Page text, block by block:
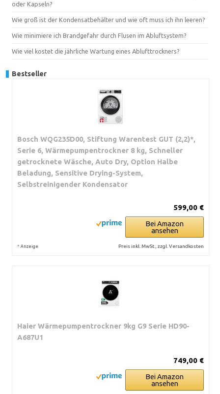
oder Kapseln?
Wie groß ist der Kondensatbehälter und wie oft muss ich ihn leeren?
Wie minimiere ich Brandgefahr durch Flusen im Abluftsystem?
Wie viel kostet die jährliche Wartung eines Ablufttrockners?
Bestseller
Bosch WQG235D00, Stiftung Warentest GUT (2,2)*,
Serie 6, Wärmepumpentrockner 8 kg, Schneller
getrocknete Wäsche, Auto Dry, Option Halbe
Beladung, Sensitive Drying-System,
Selbstreinigender Kondensator
599,00 €
Bei Amazon
ansehen
* Anzeige Preis inkl. MwSt., zzgl. Versandkosten
Haier Wärmepumpentrockner 9kg G9 Serie HD90-
A687U1
749,00 €
Bei Amazon
ansehen